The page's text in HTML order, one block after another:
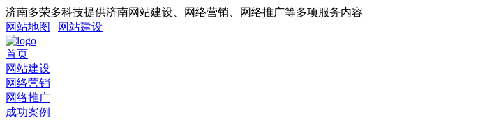
济南多荣多科技提供济南网站建设、网络营销、网络推广等多项服务内容
网站地图 | 网站建设
首页
网站建设
网络营销
网络推广
成功案例